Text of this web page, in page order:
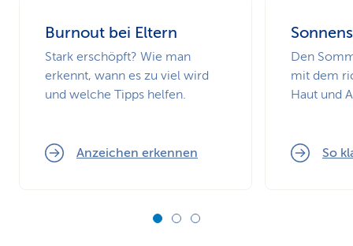
Burnout bei Eltern
Stark erschöpft? Wie man
erkennt, wann es zu viel wird
und welche Tipps helfen.
Anzeichen erkennen
Den
mit dem
Haut und
So